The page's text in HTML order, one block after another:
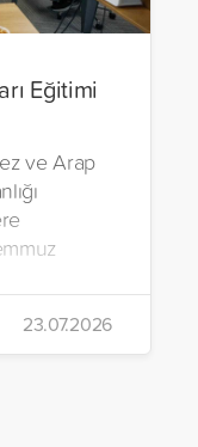
Eğitimi
ve Arap
23.07.2026